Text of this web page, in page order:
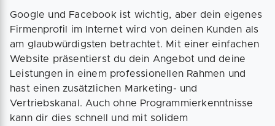
Google und Facebook ist wichtig, aber dein eigenes
Firmenprofil im Internet wird von deinen Kunden als
am glaubwürdigsten betrachtet. Mit einer einfachen
Website präsentierst du dein Angebot und deine
Leistungen in einem professionellen Rahmen und
hast einen zusätzlichen Marketing- und
Vertriebskanal. Auch ohne Programmierkenntnisse
kann dir dies schnell und mit solidem